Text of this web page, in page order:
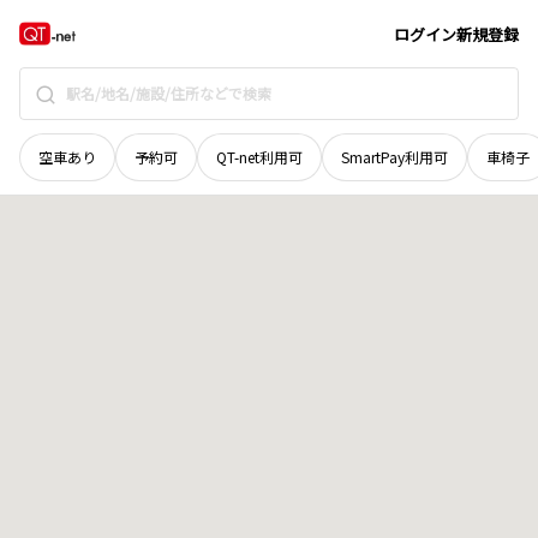
ログイン新規登録
空車あり 予約可 QT-net利用可 SmartPay利用可 車椅子
広島県